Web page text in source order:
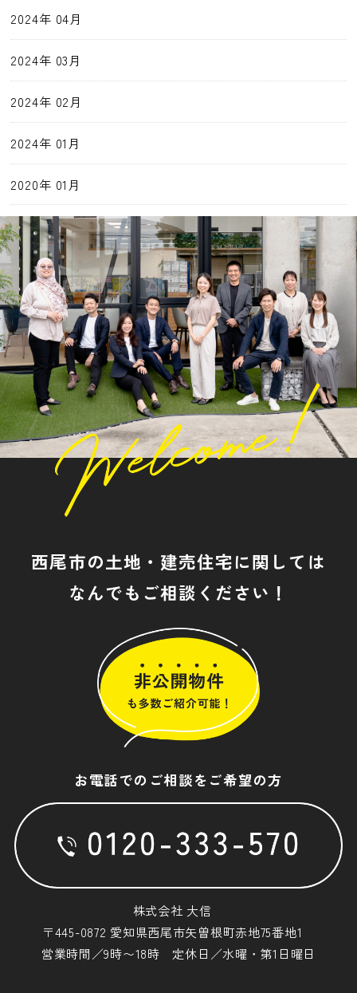
2024年 04月
2024年 03月
2024年 02月
2024年 01月
2020年 01月
西尾市の土地・建売住宅に関しては
なんでもご相談ください！
お電話でのご相談をご希望の方
株式会社 大信
〒445-0872 愛知県西尾市矢曽根町赤地75番地1
営業時間／9時〜18時 定休日／水曜・第1日曜日